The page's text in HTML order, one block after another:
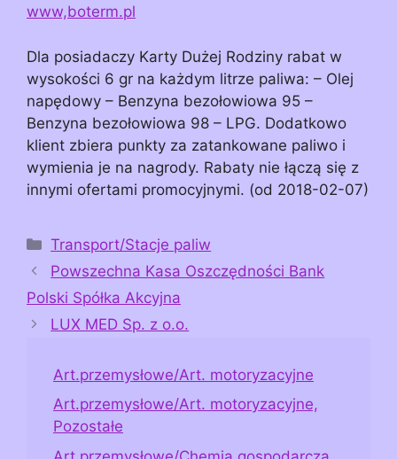
www,boterm.pl
Dla posiadaczy Karty Dużej Rodziny rabat w
wysokości 6 gr na każdym litrze paliwa: – Olej
napędowy – Benzyna bezołowiowa 95 –
Benzyna bezołowiowa 98 – LPG. Dodatkowo
klient zbiera punkty za zatankowane paliwo i
wymienia je na nagrody. Rabaty nie łączą się z
innymi ofertami promocyjnymi. (od 2018-02-07)
Kategorie
Transport/Stacje paliw
Powszechna Kasa Oszczędności Bank
Polski Spółka Akcyjna
LUX MED Sp. z o.o.
Art.przemysłowe/Art. motoryzacyjne
Art.przemysłowe/Art. motoryzacyjne,
Pozostałe